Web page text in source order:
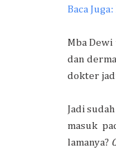
Baca
Mba
dan
dokter
Jadi
masuk
lamanya?